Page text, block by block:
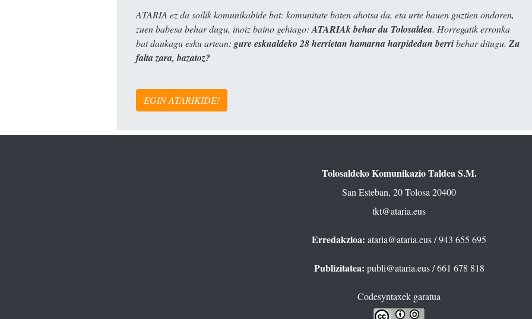
ATARIA ez da soilik komunikabide bat: komunitate baten ahotsa da, eta urte hauen guztien ondoren,
zuen babesa behar dugu, inoiz baino gehiago: ATARIAk behar du Tolosaldea. Horregatik erronka
bat daukagu esku artean: gure eskualdeko 28 herrietan hamarna harpidedun berribehar ditugu. Zu
falta zara, bazatoz?
EGIN ATARIKIDE!
Tolosaldeko Komunikazio Taldea S.M.
San Esteban, 20 Tolosa 20400
tkt@ataria.eus
Erredakzioa: ataria@ataria.eus/ 943 655 695
Publizitatea: publi@ataria.eus/ 661 678 818
Codesyntaxek garatua